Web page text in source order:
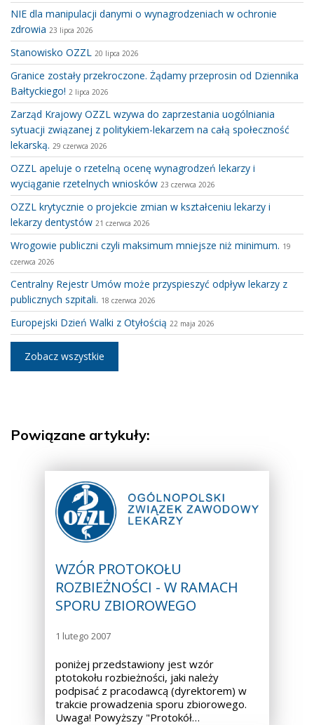
NIE dla manipulacji danymi o wynagrodzeniach w ochronie
zdrowia 23 lipca 2026
Stanowisko OZZL 20 lipca 2026
Granice zostały przekroczone. Żądamy przeprosin od Dziennika
Bałtyckiego! 2 lipca 2026
Zarząd Krajowy OZZL wzywa do zaprzestania uogólniania
sytuacji związanej z politykiem-lekarzem na całą społeczność
lekarską. 29 czerwca 2026
OZZL apeluje o rzetelną ocenę wynagrodzeń lekarzy i
wyciąganie rzetelnych wniosków 23 czerwca 2026
OZZL krytycznie o projekcie zmian w kształceniu lekarzy i
lekarzy dentystów 21 czerwca 2026
Wrogowie publiczni czyli maksimum mniejsze niż minimum. 19
czerwca 2026
Centralny Rejestr Umów może przyspieszyć odpływ lekarzy z
publicznych szpitali. 18 czerwca 2026
Europejski Dzień Walki z Otyłością 22 maja 2026
Zobacz wszystkie
Powiązane artykuły:
WZÓR PROTOKOŁU
ROZBIEŻNOŚCI - W RAMACH
SPORU ZBIOROWEGO
1 lutego 2007
poniżej przedstawiony jest wzór
ptotokołu rozbieżności, jaki należy
podpisać z pracodawcą (dyrektorem) w
trakcie prowadzenia sporu zbiorowego.
Uwaga! Powyższy "Protokół…